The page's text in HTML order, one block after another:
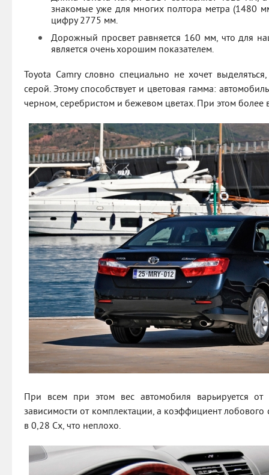
знакомые уже для многих полтора метра (1480
цифру 2775 мм.
Дорожный просвет равняется 160 мм, что для
является очень хорошим показателем.
Toyota Camry словно специально не хочет
серой. Этому способствует и цветовая гамма:
черном, серебристом и бежевом цветах. При этом более
При всем при этом вес автомобиля варьируется
зависимости от комплектации, а коэффициент лобового
в 0,28 Cx, что неплохо.